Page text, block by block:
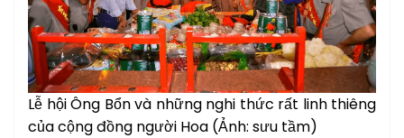
Lễ hội Ông Bổn và những nghi thức rất linh thiêng
của cộng đồng người Hoa (Ảnh: sưu tầm)